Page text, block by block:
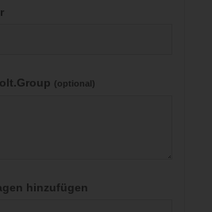
(optional)
hinzufügen